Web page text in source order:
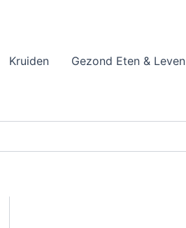
Kruiden Gezond Eten & Leven